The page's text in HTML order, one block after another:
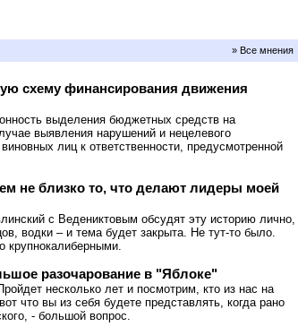
» Все мнения
схему финансирования движения
выделения бюджетных средств на
выявления нарушений и нецелевого
лиц к ответственности, предусмотренной
не близко то, что делают лидеры моей
с Ведениктовым обсудят эту историю лично,
водки – и тема будет закрыта. Не тут-то было.
крупнокалиберными.
разочарование в "Яблоке"
несколько лет и посмотрим, кто из нас на
что вы из себя будете представлять, когда рано
- большой вопрос.